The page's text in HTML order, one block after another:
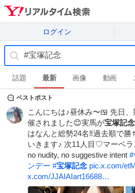
ログイン
話題 最新 画像 動画
ベストポスト
こんにちは♪昼休み〜🍱 先日、
催されました😊実馬が宝塚記念
はなんと総勢24名‼️過去順で勝
いきます♪ 次11人目♡マーベ
no nudity, no suggestive intent #
ンデー #宝塚記念 pic.x.com/
x.com/JJAIAIart16688…